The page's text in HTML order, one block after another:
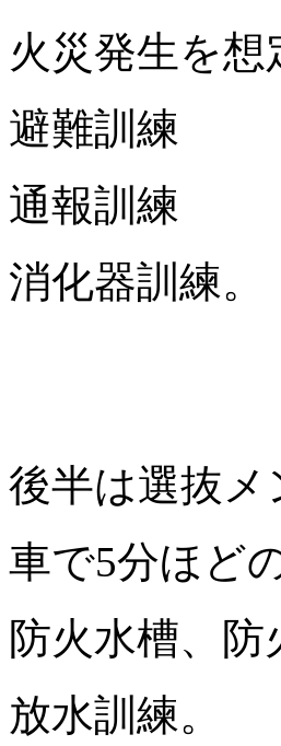
火災発生を想
避難訓練
通報訓練
消化器訓練。
後半は選抜
車で5分ほど
防火水槽、
放水訓練。